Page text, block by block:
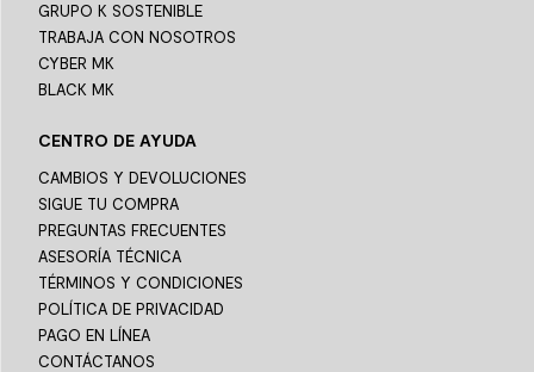
GRUPO K SOSTENIBLE
TRABAJA CON NOSOTROS
CYBER MK
BLACK MK
CENTRO DE AYUDA
CAMBIOS Y DEVOLUCIONES
SIGUE TU COMPRA
PREGUNTAS FRECUENTES
ASESORÍA TÉCNICA
TÉRMINOS Y CONDICIONES
POLÍTICA DE PRIVACIDAD
PAGO EN LÍNEA
CONTÁCTANOS